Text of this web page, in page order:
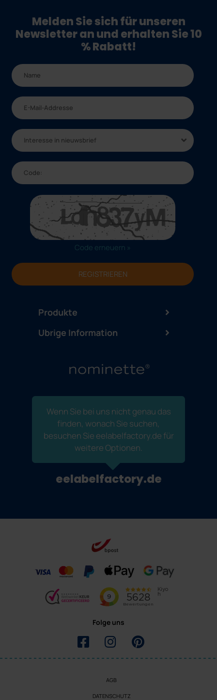
Melden Sie sich für unseren
Newsletter an und erhalten Sie 10
% Rabatt!
Produkte
Interesse in nieuwsbrief
Code erneuern »
REGISTRIEREN
Ubrige Information
Wenn Sie bei uns nicht genau das
finden, wonach Sie suchen,
besuchen Sie eelabelfactory.de für
weitere Optionen.
eelabelfactory.de
Folge uns
AGB
DATENSCHUTZ